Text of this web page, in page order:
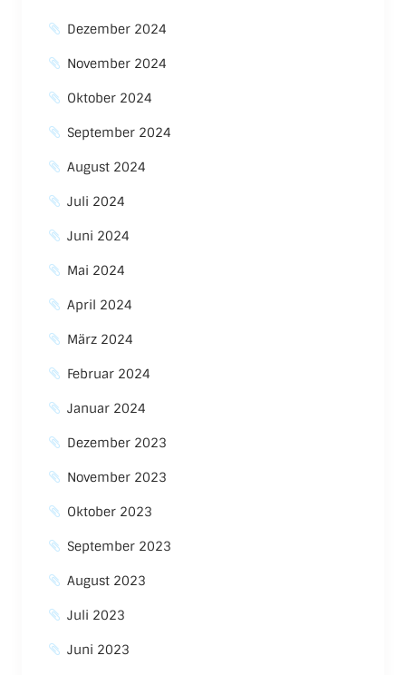
Dezember 2024
November 2024
Oktober 2024
September 2024
August 2024
Juli 2024
Juni 2024
Mai 2024
April 2024
März 2024
Februar 2024
Januar 2024
Dezember 2023
November 2023
Oktober 2023
September 2023
August 2023
Juli 2023
Juni 2023